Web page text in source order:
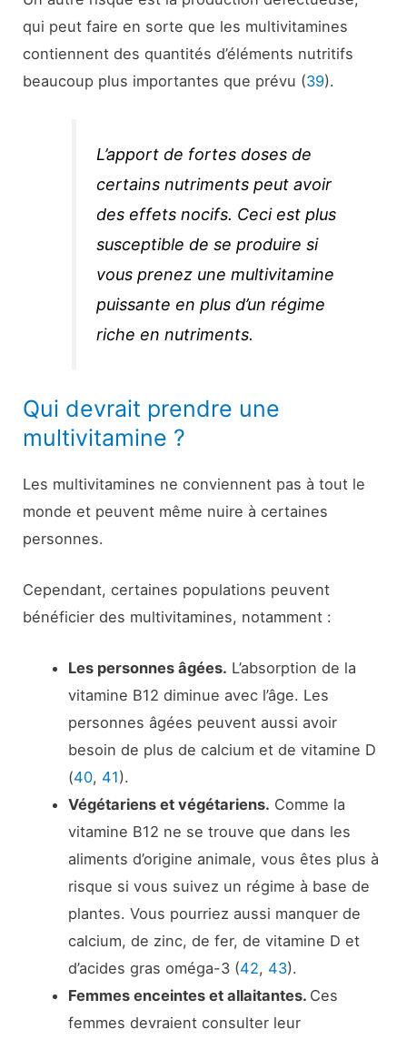
qui peut faire en sorte que les multivitamines
contiennent des quantités d’éléments nutritifs
beaucoup plus importantes que prévu (39).
L’apport de fortes doses de
certains nutriments peut avoir
des effets nocifs. Ceci est plus
susceptible de se produire si
vous prenez une multivitamine
puissante en plus d’un régime
riche en nutriments.
Qui devrait prendre une
multivitamine ?
Les multivitamines ne conviennent pas à tout le
monde et peuvent même nuire à certaines
personnes.
Cependant, certaines populations peuvent
bénéficier des multivitamines, notamment :
Les personnes âgées. L’absorption de la
vitamine B12 diminue avec l’âge. Les
personnes âgées peuvent aussi avoir
besoin de plus de calcium et de vitamine D
(40, 41).
Végétariens et végétariens. Comme la
vitamine B12 ne se trouve que dans les
aliments d’origine animale, vous êtes plus à
risque si vous suivez un régime à base de
plantes. Vous pourriez aussi manquer de
calcium, de zinc, de fer, de vitamine D et
d’acides gras oméga-3 (42, 43).
Femmes enceintes et allaitantes. Ces
femmes devraient consulter leur